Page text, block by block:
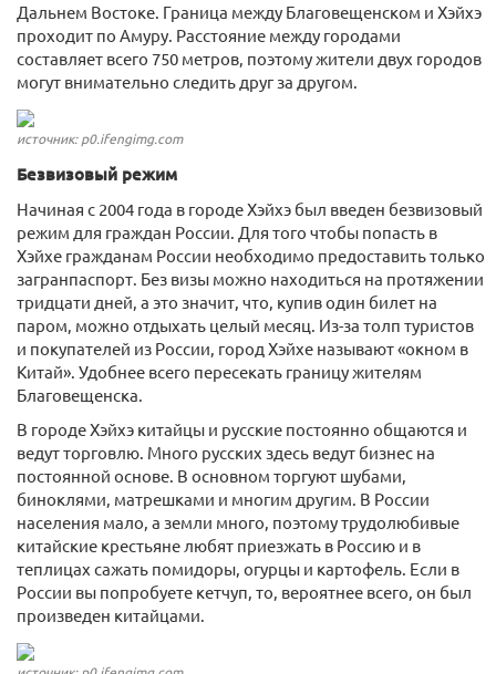
Дальнем Востоке. Граница между Благовещенском и Хэйхэ
проходит по Амуру. Расстояние между городами
составляет всего 750 метров, поэтому жители двух городов
могут внимательно следить друг за другом.
источник: p0.ifengimg.com
Безвизовый режим
Начиная с 2004 года в городе Хэйхэ был введен безвизовый
режим для граждан России. Для того чтобы попасть в
Хэйхе гражданам России необходимо предоставить только
загранпаспорт. Без визы можно находиться на протяжении
тридцати дней, а это значит, что, купив один билет на
паром, можно отдыхать целый месяц. Из-за толп туристов
и покупателей из России, город Хэйхе называют «окном в
Китай». Удобнее всего пересекать границу жителям
Благовещенска.
В городе Хэйхэ китайцы и русские постоянно общаются и
ведут торговлю. Много русских здесь ведут бизнес на
постоянной основе. В основном торгуют шубами,
биноклями, матрешками и многим другим. В России
населения мало, а земли много, поэтому трудолюбивые
китайские крестьяне любят приезжать в Россию и в
теплицах сажать помидоры, огурцы и картофель. Если в
России вы попробуете кетчуп, то, вероятнее всего, он был
произведен китайцами.